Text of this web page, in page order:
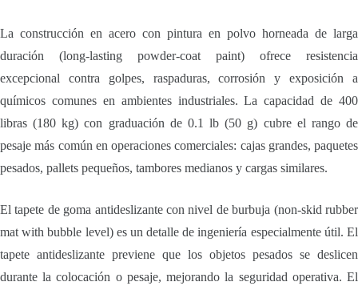
La construcción en acero con pintura en polvo horneada de larga
duración (long-lasting powder-coat paint) ofrece resistencia
excepcional contra golpes, raspaduras, corrosión y exposición a
químicos comunes en ambientes industriales. La capacidad de 400
libras (180 kg) con graduación de 0.1 lb (50 g) cubre el rango de
pesaje más común en operaciones comerciales: cajas grandes, paquetes
pesados, pallets pequeños, tambores medianos y cargas similares.
El tapete de goma antideslizante con nivel de burbuja (non-skid rubber
mat with bubble level) es un detalle de ingeniería especialmente útil. El
tapete antideslizante previene que los objetos pesados se deslicen
durante la colocación o pesaje, mejorando la seguridad operativa. El